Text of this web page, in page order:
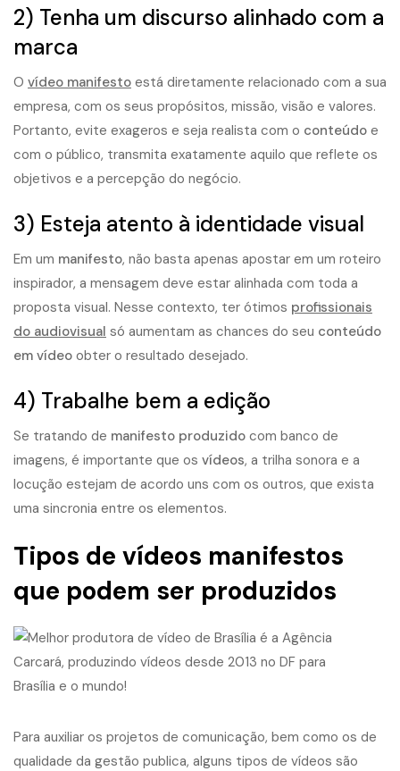
2) Tenha um discurso alinhado com a
marca
O vídeo manifesto está diretamente relacionado com a sua
empresa, com os seus propósitos, missão, visão e valores.
Portanto, evite exageros e seja realista com o conteúdo e
com o público, transmita exatamente aquilo que reflete os
objetivos e a percepção do negócio.
3) Esteja atento à identidade visual
Em um manifesto, não basta apenas apostar em um roteiro
inspirador, a mensagem deve estar alinhada com toda a
proposta visual. Nesse contexto, ter ótimos profissionais
do audiovisual só aumentam as chances do seu conteúdo
em vídeo obter o resultado desejado.
4) Trabalhe bem a edição
Se tratando de manifesto produzido com banco de
imagens, é importante que os vídeos, a trilha sonora e a
locução estejam de acordo uns com os outros, que exista
uma sincronia entre os elementos.
Tipos de vídeos manifestos
que podem ser produzidos
Para auxiliar os projetos de comunicação, bem como os de
qualidade da gestão publica, alguns tipos de vídeos são